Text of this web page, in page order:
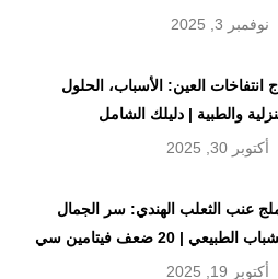
نوفمبر 3, 2025
انتفاخات العين: الأسباب، الحلول
والطبية | دليلك الشامل
أكتوبر 30, 2025
عنب الثعلب الهندي: سر الجمال
الطبيعي | 20 ضعف فيتامين سي
أكتوبر 19, 2025